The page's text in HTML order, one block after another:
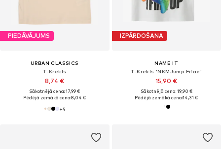
PIEDĀVĀJUMS
URBAN CLASSICS
T-Krekls
8,74 €
Sākotnējā cena: 17,99 €
Pēdējā zemākā cena:8,04 €
+4
IZPĀRDOŠANA
NAME IT
T-Krekls 'NKMJump Fifae'
15,90 €
Sākotnējā cena: 19,90 €
Pēdējā zemākā cena:14,31 €